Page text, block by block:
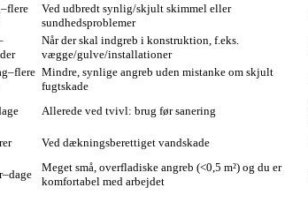
Ved udbredt synlig/skjult skimmel eller
sundhedsproblemer
Når der skal indgreb i konstruktion, f.eks.
vægge/gulve/installationer
Mindre, synlige angreb uden mistanke om skjult
fugtskade
Allerede ved tvivl: brug før sanering
Ved dækningsberettiget vandskade
Meget små, overfladiske angreb (<0,5 m²) og du er
komfortabel med arbejdet